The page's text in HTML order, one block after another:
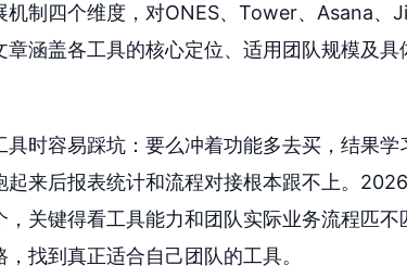
机制四个维度，对ONES、Tower、Asana
涵盖各工具的核心定位、适用团队规模及
时容易踩坑：要么冲着功能多去买，结果
起来后报表统计和流程对接根本跟不上。
关键得看工具能力和团队实际业务流程匹
找到真正适合自己团队的工具。